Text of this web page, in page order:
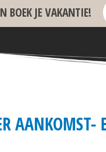
BOEK JE VAKANTIE!
AANKOMST-